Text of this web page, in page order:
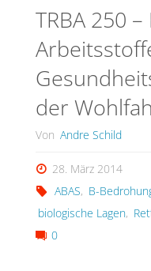
TRBA 250
der
Von Andre Schild
28. März 2014
ABAS, B-
biologische Lagen,
0